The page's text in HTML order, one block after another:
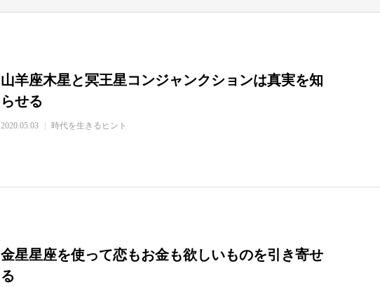
山羊座木星と冥王星コンジャンクションは真実を知
らせる
2020.05.03 時代を生きるヒント
金星星座を使って恋もお金も欲しいものを引き寄せ
る